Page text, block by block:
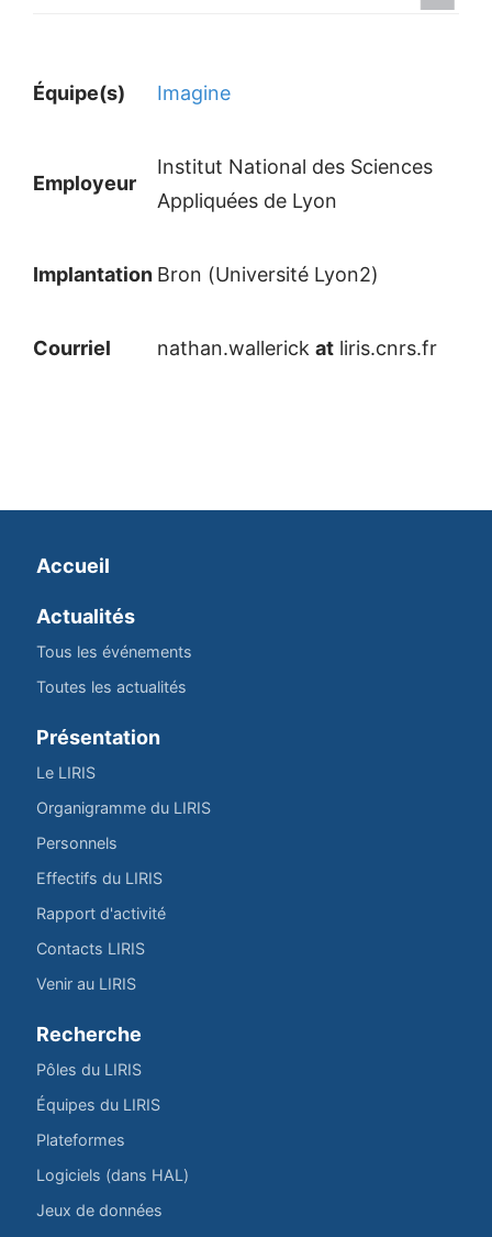
Équipe(s) Imagine
Employeur
Institut National des Sciences
Appliquées de Lyon
Implantation Bron (Université Lyon2)
Courriel nathan.wallerick at liris.cnrs.fr
Accueil
Actualités
Tous les événements
Toutes les actualités
Présentation
Le LIRIS
Organigramme du LIRIS
Personnels
Effectifs du LIRIS
Rapport d'activité
Contacts LIRIS
Venir au LIRIS
Recherche
Pôles du LIRIS
Équipes du LIRIS
Plateformes
Logiciels (dans HAL)
Jeux de données